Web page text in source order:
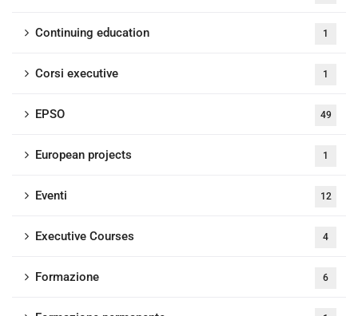
Continuing education 1
Corsi executive 1
EPSO 49
European projects 1
Eventi 12
Executive Courses 4
Formazione 6